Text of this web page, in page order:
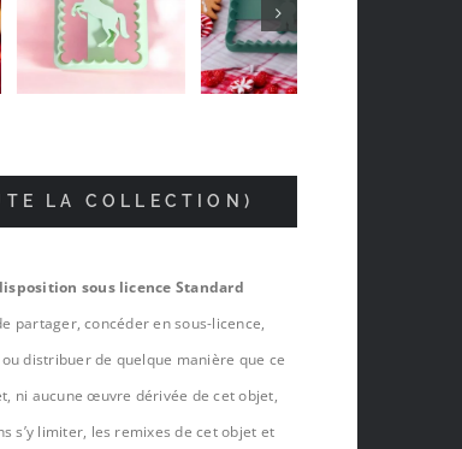
LA COLLECTION)
sous licence Standard
partager, concéder en sous-licence,
distribuer de quelque manière que ce
ni aucune œuvre dérivée de cet objet,
s’y limiter, les remixes de cet objet et